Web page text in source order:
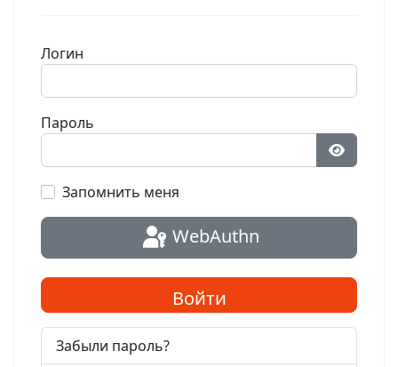
Логин
Пароль
Запомнить меня
WebAuthn
Войти
Забыли пароль?